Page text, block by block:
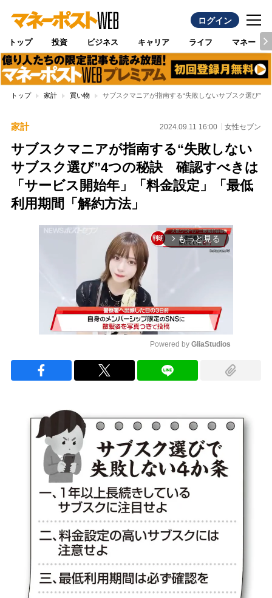
ログイン
トップ 投資 ビジネス キャリア ライフ マネー
トップ 家計 買い物 サブスクマニアが指南する“失敗しないサブスク選び
家計 2024.09.11 16:00 女性セブン
サブスクマニアが指南する“失敗しない
サブスク選び”4つの秘訣 確認すべきは
「サービス開始年」「料金設定」「最低
利用期間「解約方法」
arrow_forward_ios もっと見る
Powered by GliaStudios